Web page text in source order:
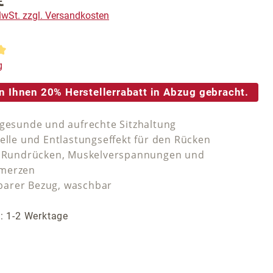
zzgl. Versandkosten
Bewertung von 5 von 5 Sternen
Ihnen 20% Herstellerrabatt in Abzug gebracht.
und aufrechte Sitzhaltung
und Entlastungseffekt für den Rücken
Muskelverspannungen und
Bezug, waschbar
1-2 Werktage